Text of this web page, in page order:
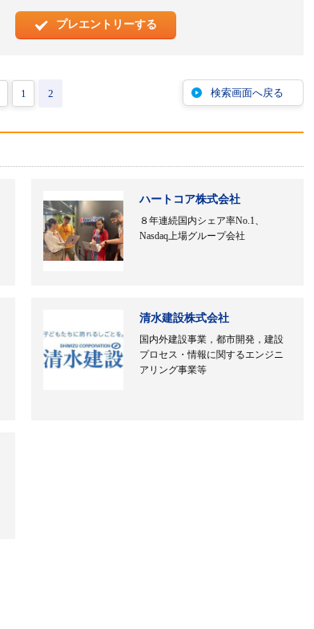
プレエントリーする
1 2 検索画面へ戻る
ハートコア株式会社
８年連続国内シェア率No.1、
Nasdaq上場グループ会社
清水建設株式会社
国内外建設事業，都市開発，建設
プロセス・情報に関するエンジニ
アリング事業等